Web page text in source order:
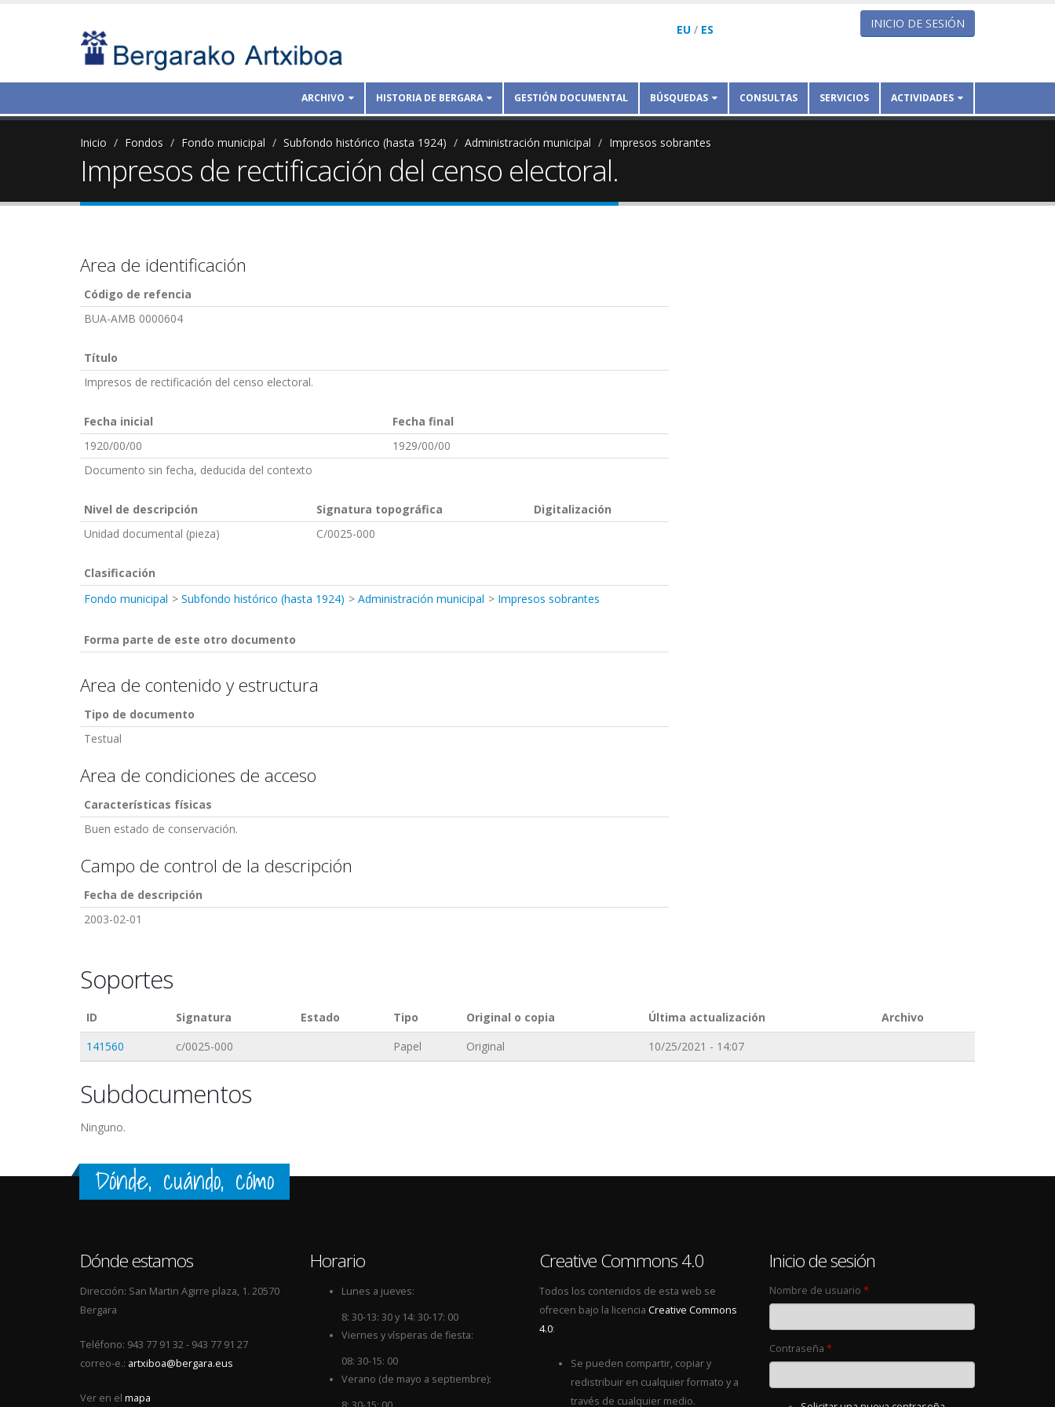
EU / ES INICIO DE SESIÓN
ARCHIVO HISTORIA DE BERGARA GESTIÓN DOCUMENTAL BÚSQUEDAS CONSULTAS SERVICIOS ACTIVIDADES
Inicio Fondos Fondo municipal Subfondo histórico (hasta 1924) Administración municipal Impresos sobrantes
Impresos de rectificación del censo electoral.
Area de identificación
Código de refencia
BUA-AMB 0000604
Título
Impresos de rectificación del censo electoral.
Fecha inicial
Fecha final
1920/00/00
1929/00/00
Documento sin fecha, deducida del contexto
Nivel de descripción Signatura topográfica
Digitalización
Unidad documental (pieza)
C/0025-000
Clasificación
Fondo municipal
Subfondo histórico (hasta 1924) Administración municipal Impresos sobrantes
Forma parte de este otro documento
Area de contenido y estructura
Tipo de documento
Testual
Area de condiciones de acceso
Características físicas
Buen estado de conservación.
Campo de control de la descripción
Fecha de descripción
2003-02-01
Soportes
ID Signatura Estado Tipo Original o copia Última actualización
Archivo
141560
c/0025-000 Papel Original 10/25/2021 - 14:07
Subdocumentos
Ninguno.
Dónde, cuándo, cómo
Dónde estamos
Dirección: San Martin Agirre plaza, 1. 20570
Bergara
Teléfono: 943 77 91 32 - 943 77 91 27
correo-e.: artxiboa@bergara.eus
Ver en el mapa
Horario
Lunes a jueves:
8: 30-13: 30 y 14: 30-17: 00
Viernes y vísperas de fiesta:
08: 30-15: 00
Verano (de mayo a septiembre):
Creative Commons 4.0
Todos los contenidos de esta web se
ofrecen bajo la licencia Creative Commons
4.0:
Se pueden compartir, copiar y
redistribuir en cualquier formato y a
través de cualquier medio.
Inicio de sesión
Nombre de usuario *
Contraseña *